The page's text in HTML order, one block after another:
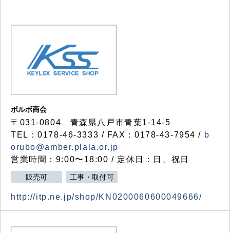
ボルボ商会
〒031-0804 青森県八戸市青葉1-14-5
TEL：0178-46-3333 / FAX：0178-43-7954 / b
orubo@amber.plala.or.jp
営業時間：9:00〜18:00 / 定休日：日、祝日
販売可 工事・取付可
http://itp.ne.jp/shop/KN0200060600049666/